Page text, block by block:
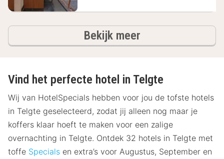
Bekijk meerhotels
Vind het perfecte hotel in Telgte
Wij van HotelSpecials hebben voor jou de tofste hotels
in Telgte geselecteerd, zodat jij alleen nog maar je
koffers klaar hoeft te maken voor een zalige
overnachting in Telgte. Ontdek 32 hotels in Telgte met
toffe Specials en extra’s voor Augustus, September en